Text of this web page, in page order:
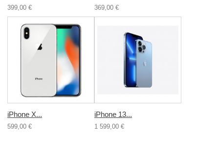
399,00 € 369,00 €
iPhone X...
599,00 €
iPhone 13...
1 599,00 €